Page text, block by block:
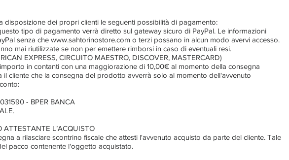
disposizione dei propri clienti le seguenti possibilità di pagamento:
tipo di pagamento verrà diretto sul gateway sicuro di PayPal. Le informazioni
senza che www.sahtorinostore.com o terzi possano in alcun modo avervi accesso.
mai riutilizzate se non per emettere rimborsi in caso di eventuali resi.
EXPRESS, CIRCUITO MAESTRO, DISCOVER, MASTERCARD)
in contanti con una maggiorazione di 10,00€ al momento della consegna
il cliente che la consegna del prodotto avverrà solo al momento dell'avvenuto
- BPER BANCA
L’ACQUISTO
a rilasciare scontrino fiscale che attesti l'avvenuto acquisto da parte del cliente. Tale
pacco contenente l'oggetto acquistato.